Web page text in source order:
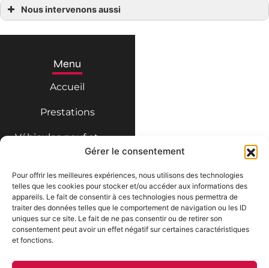
Gérer le consentement
Pour offrir les meilleures expériences, nous utilisons des technologies
telles que les cookies pour stocker et/ou accéder aux informations des
appareils. Le fait de consentir à ces technologies nous permettra de
traiter des données telles que le comportement de navigation ou les ID
uniques sur ce site. Le fait de ne pas consentir ou de retirer son
consentement peut avoir un effet négatif sur certaines caractéristiques
et fonctions.
Nous intervenons aussi
Vente véhicules Nissan occasions Fontaines
Vente véhicules Nissan occasions Luçon
Vente véhicules Nissan occasions Marans
Vente véhicules Nissan occasions Niort
Menu
Accueil
Prestations
Véhicules neuf et
Véhicules d’occasion
Contact
Prestations
Entretien
Fleury Auto
Mentions légales
Politique de confidentialité